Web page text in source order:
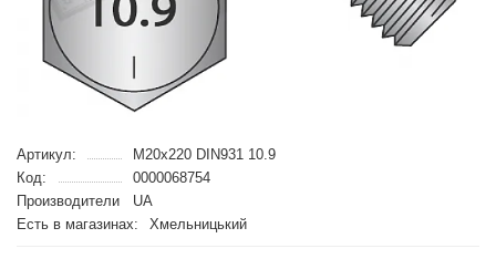
Артикул:
M20x220 DIN931 10.9
Код:
0000068754
Производители
UA
Есть в магазинах:
Хмельницький